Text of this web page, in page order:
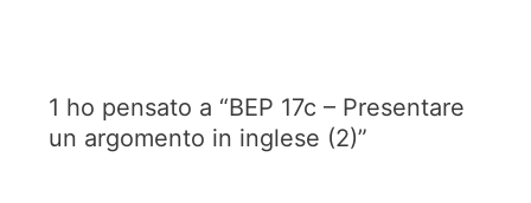
1 ho pensato a “BEP 17c – Presentare
un argomento in inglese (2)”